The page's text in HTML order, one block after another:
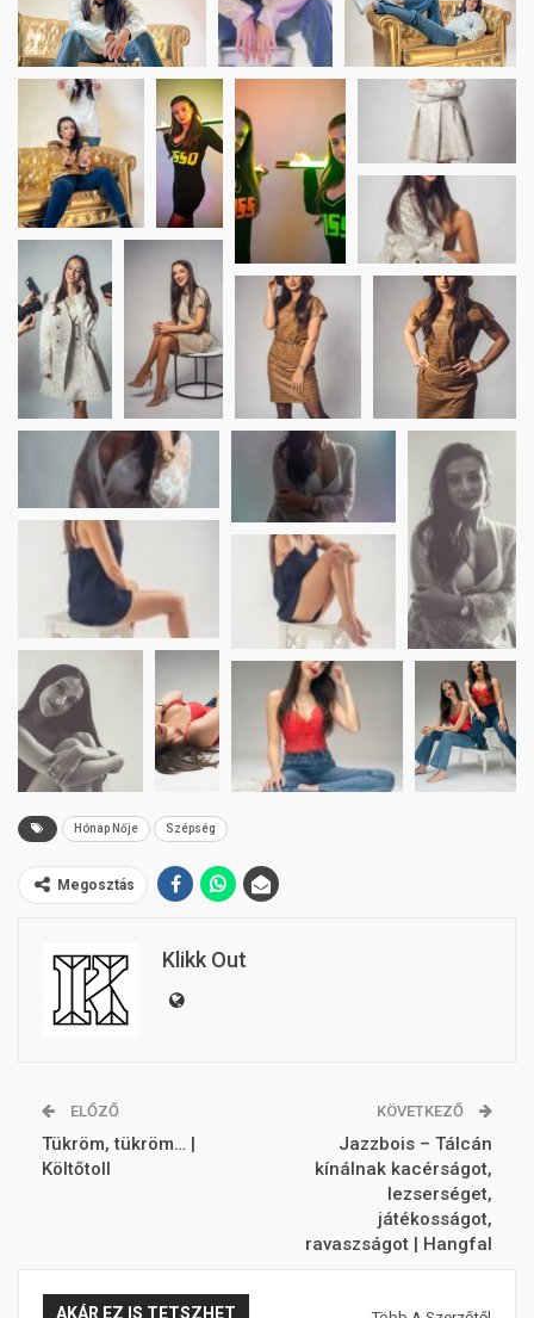
Hónap Nője Szépség
Megosztás
Klikk Out
ELŐZŐ
Tükröm, tükröm… |
Költőtoll
KÖVETKEZŐ
Jazzbois – Tálcán
kínálnak kacérságot,
lezserséget,
játékosságot,
ravaszságot | Hangfal
AKÁR EZ IS TETSZHET